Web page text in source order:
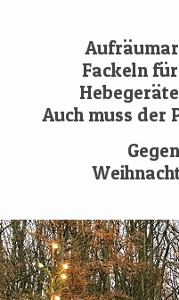
Fackeln
Auch muss der